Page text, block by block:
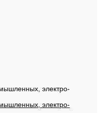
электро-
электро-